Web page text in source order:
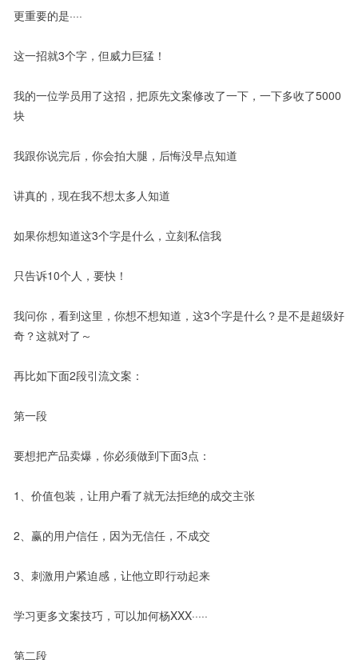
更重要的是····
这一招就3个字，但威力巨猛！
我的一位学员用了这招，把原先文案修改了一下，一下多收了5000
块
我跟你说完后，你会拍大腿，后悔没早点知道
讲真的，现在我不想太多人知道
如果你想知道这3个字是什么，立刻私信我
只告诉10个人，要快！
我问你，看到这里，你想不想知道，这3个字是什么？是不是超级好
奇？这就对了～
再比如下面2段引流文案：
第一段
要想把产品卖爆，你必须做到下面3点：
1、价值包装，让用户看了就无法拒绝的成交主张
2、赢的用户信任，因为无信任，不成交
3、刺激用户紧迫感，让他立即行动起来
学习更多文案技巧，可以加何杨XXX·····
第二段